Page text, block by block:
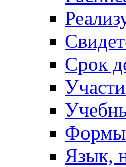
Срок
Формы
Язык,